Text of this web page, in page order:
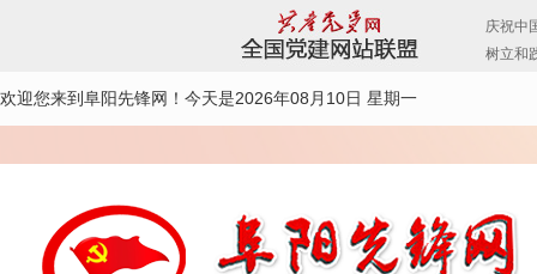
欢迎您来到阜阳先锋网！ 今天是2026年08月10日 星期一